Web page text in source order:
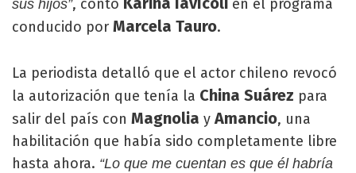
sus hijos”, contó
en el programa
conducido por Marcela Tauro.
La periodista detalló que el actor chileno revocó
la autorización que tenía la China Suárez para
salir del país con Magnolia yAmancio, una
habilitación que había sido completamente libre
hasta ahora. “Lo que me cuentan es que él habría